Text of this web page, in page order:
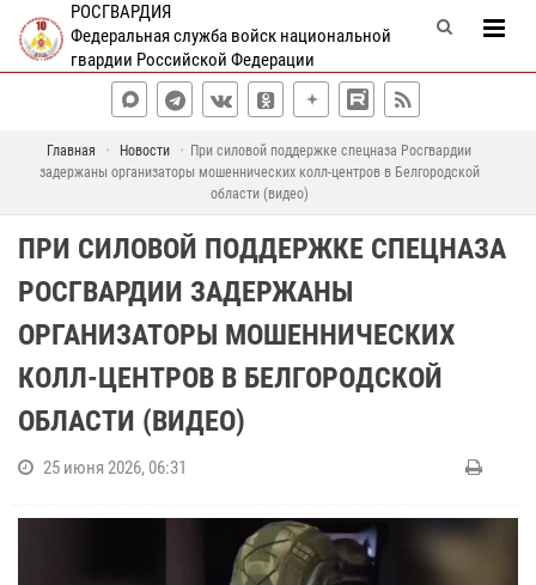
РОСГВАРДИЯ
Федеральная служба войск национальной
гвардии Российской Федерации
Главная Новости
При силовой поддержке спецназа Росгвардии
задержаны организаторы мошеннических колл-центров в Белгородской
области (видео)
ПРИ СИЛОВОЙ ПОДДЕРЖКЕ СПЕЦНАЗА
РОСГВАРДИИ ЗАДЕРЖАНЫ
ОРГАНИЗАТОРЫ МОШЕННИЧЕСКИХ
КОЛЛ-ЦЕНТРОВ В БЕЛГОРОДСКОЙ
ОБЛАСТИ (ВИДЕО)
25 июня 2026, 06:31